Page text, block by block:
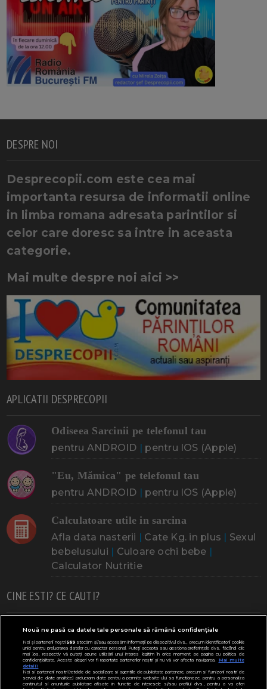
DESPRE NOI
Desprecopii.com este cea mai
importanta resursa de informatii online
in limba romana adresata parintilor si
celor care doresc sa intre in aceasta
categorie.
Mai multe despre noi aici >>
APLICATII DESPRECOPII
Odiseea Sarcinii pe telefonul tau
pentru ANDROID | pentru IOS (Apple)
"Eu, Mămica" pe telefonul tau
pentru ANDROID | pentru IOS (Apple)
Calculatoare utile in sarcina
Afla data nasterii | Cate Kg. in plus | Sexul
bebelusului | Culoare ochi bebe |
Calculator Nutritie
CINE ESTI? CE CAUTI?
Doresc un copil Adoptia Probleme cu sarcina
Urmeaza sa nasc Probleme alaptare Bebe plange
Bebe febra Caut bona Cresa, Gradinta
Mergem la scoala Copil bolnav Copii cu nevoi speciale
Nouă ne pasă ca datele tale personale să rămână confidențiale
Noi și partenerii noștri589stocăm și/sau accesăm informații pe dispozitivul dvs., precum identificatorii cookie
unici pentru prelucrarea datelor cu caracter personal. Puteți accepta sau gestiona preferințele dvs. făcând clic
mai jos, respectiv vă puteți opune utilizării unui interes legitim în orice moment pe pagina cu politica de
confidențialitate. Aceste alegeri vor fi raportate partenerilor noștri și nu vă vor afecta navigarea.
Mai multe
detalii
Noi si partenerii nostri (retelele de socializare si agentiile de publicitate partenere, precum si furnizorii nostri de
servicii de date analitice) prelucram date pentru a permite website-ului sa functioneze, pentru a personaliza
continutul si anunturile publicitare afisate in functie de interesele si/sau profilul dvs., pentru a va oferi